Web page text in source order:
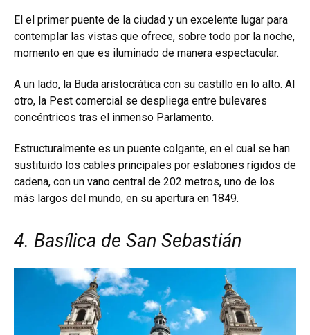
El el primer puente de la ciudad y un excelente lugar para
contemplar las vistas que ofrece, sobre todo por la noche,
momento en que es iluminado de manera espectacular.
A un lado, la Buda aristocrática con su castillo en lo alto. Al
otro, la Pest comercial se despliega entre bulevares
concéntricos tras el inmenso Parlamento.
Estructuralmente es un puente colgante, en el cual se han
sustituido los cables principales por eslabones rígidos de
cadena, con un vano central de 202 metros, uno de los
más largos del mundo, en su apertura en 1849.
4. Basílica de San Sebastián